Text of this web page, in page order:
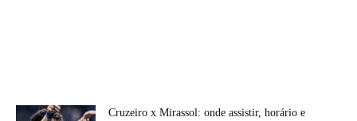
Cruzeiro x Mirassol: onde assistir, horário e